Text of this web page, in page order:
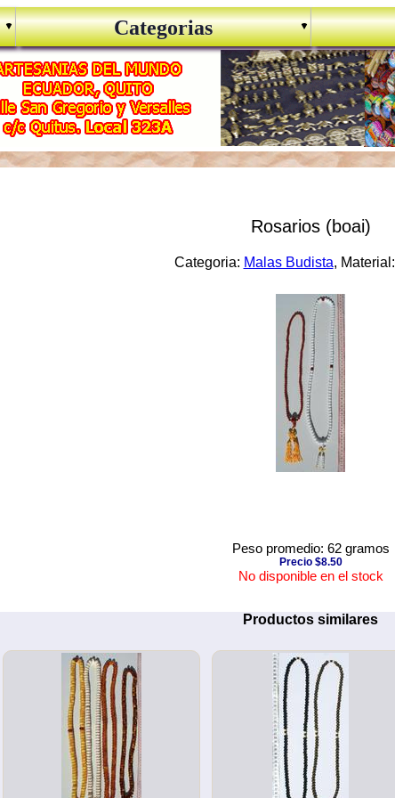
Categorias
Rosarios (boai)
Categoria: Malas Budista, Material:
Peso promedio: 62 gramos
Precio $8.50
No disponible en el stock
Productos similares